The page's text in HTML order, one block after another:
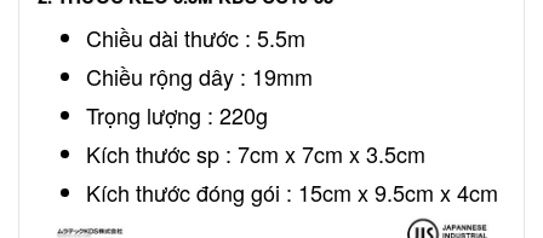
Chiều dài thước : 5.5m
Chiều rộng dây : 19mm
Trọng lượng : 220g
Kích thước sp : 7cm x 7cm x 3.5cm
Kích thước đóng gói : 15cm x 9.5cm x 4cm